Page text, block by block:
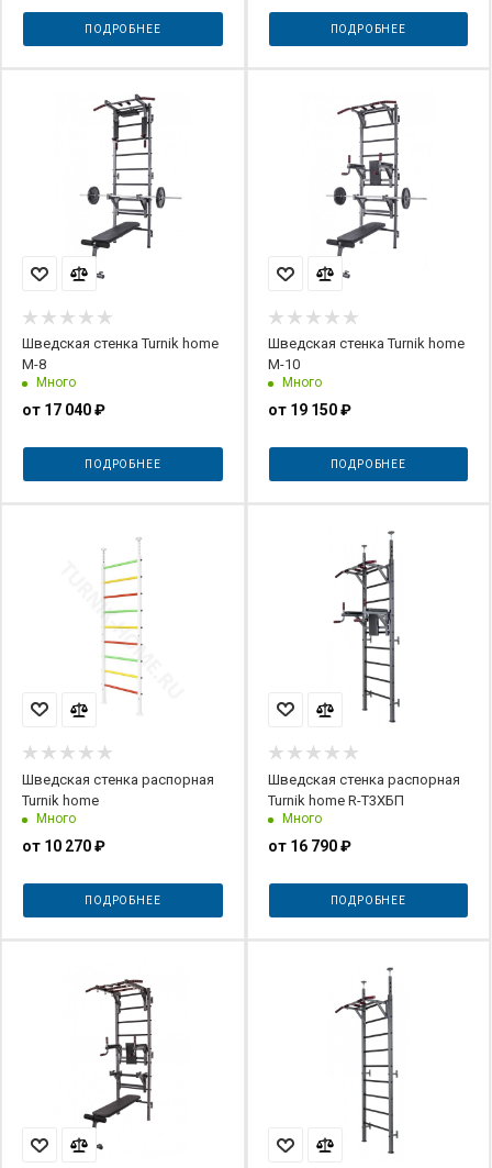
ПОДРОБНЕЕ ПОДРОБНЕЕ
Шведская стенка Turnik home
М-8
Много
от 17 040 ₽
ПОДРОБНЕЕ
Шведская стенка Turnik home
М-10
Много
от 19 150 ₽
ПОДРОБНЕЕ
Шведская стенка распорная
Turnik home
Много
от 10 270 ₽
ПОДРОБНЕЕ
Шведская стенка распорная
Turnik home R-Т3ХБП
Много
от 16 790 ₽
ПОДРОБНЕЕ